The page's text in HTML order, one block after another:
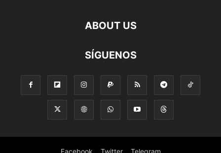
ABOUT US
SÍGUENOS
Facebook Twitter Telegram